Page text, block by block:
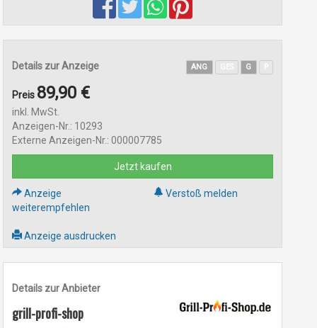
Details zur Anzeige ANG G
Preis 89,90 €
inkl. MwSt.
Anzeigen-Nr.: 10293
Externe Anzeigen-Nr.: 000007785
Jetzt kaufen
Anzeige
weiterempfehlen
Verstoß melden
Anzeige ausdrucken
Details zur Anbieter
grill-profi-shop